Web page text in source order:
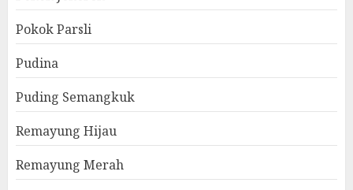
Pokok Parsli
Pudina
Puding Semangkuk
Remayung Hijau
Remayung Merah